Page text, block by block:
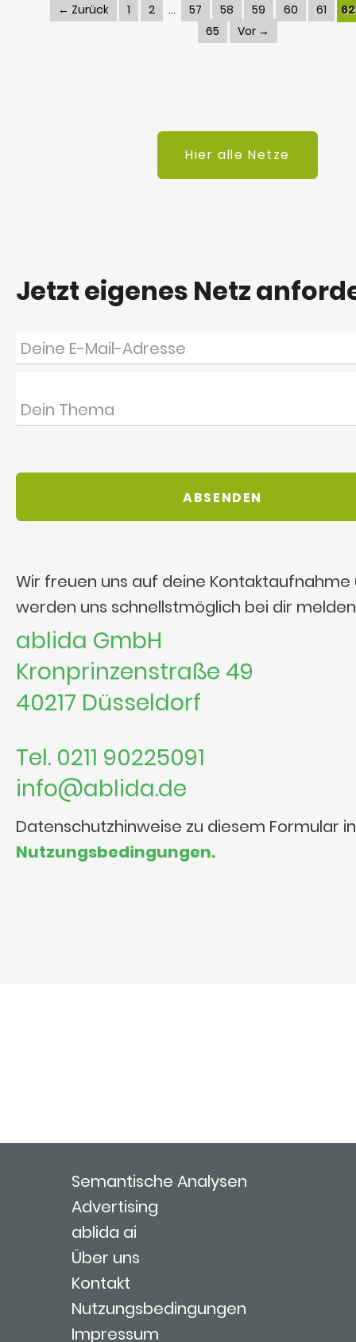
← Zurück 1 2 57 58 59 60 61
62
65
Vor →
Hier alle Netze
Jetzt eigenes Netz
Wir freuen uns auf deine Kontaktaufnahme
werden uns schnellstmöglich bei dir
ablida GmbH
Kronprinzenstraße 49
40217 Düsseldorf
Tel. 0211 90225091
info@ablida.de
Datenschutzhinweise zu diesem Formular
Nutzungsbedingungen.
Semantische Analysen
Advertising
ablida ai
Über uns
Kontakt
Nutzungsbedingungen
Impressum